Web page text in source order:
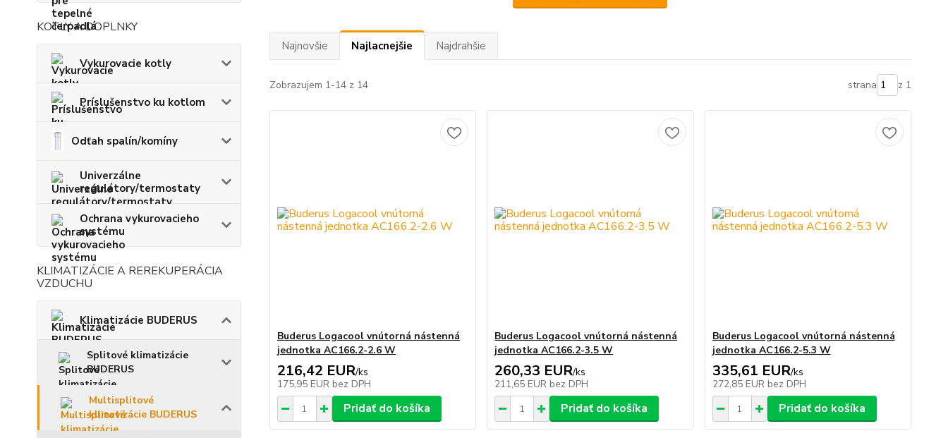
KOTLY A DOPLNKY
Vykurovacie kotly
Príslušenstvo ku kotlom
Odťah spalín/komíny
Univerzálne
regulátory/termostaty
Ochrana vykurovacieho
systému
KLIMATIZÁCIE A REREKUPERÁCIA
VZDUCHU
Klimatizácie BUDERUS
Splitové klimatizácie
BUDERUS
Multisplitové
klimatizácie BUDERUS
Najnovšie Najlacnejšie Najdrahšie
Zobrazujem 1-14 z 14 strana z 1
Buderus Logacool vnútorná nástenná
jednotka AC166.2-2.6 W
216,42 EUR/ks
175,95 EUR bez DPH
Pridať do košíka
Buderus Logacool vnútorná nástenná
jednotka AC166.2-3.5 W
260,33 EUR/ks
211,65 EUR bez DPH
Pridať do košíka
Buderus Logacool vnútorná nástenná
jednotka AC166.2-5.3 W
335,61 EUR/ks
272,85 EUR bez DPH
Pridať do košíka